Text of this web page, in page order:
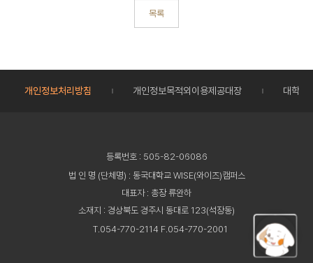
목록
개인정보처리방침 개인정보목적외이용제공대장 대학정
등록번호 : 505-82-06086
법 인 명 (단체명) : 동국대학교 WISE(와이즈)캠퍼스
대표자 : 총장 류완하
소재지 : 경상북도 경주시 동대로 123(석장동)
T.054-770-2114 F.054-770-2001